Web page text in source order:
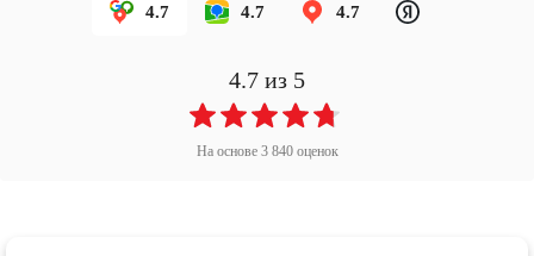
4.7 4.7 4.7
4.7 из 5
На основе 3 840оценок